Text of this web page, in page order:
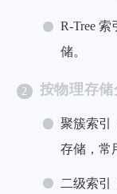
R-Tree
储。
按物理存储
聚簇索引
存储，常
二级索引